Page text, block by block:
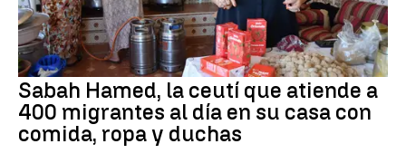
Sabah Hamed, la ceutí que atiende a
400 migrantes al día en su casa con
comida, ropa y duchas